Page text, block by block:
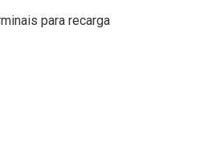
para recarga